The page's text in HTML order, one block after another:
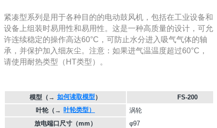
紧凑型系列是用于各种目的的电动鼓风机，包括在工业设备和
设备上组装时易用性和易用性。这是一种高质量的设计，可允
许连续稳定的操作高达60°C，可防止水分进入吸气气体的轴
承，并保护加入细灰尘。注意：如果进气温温度超过60°C，
请使用耐热类型（HT类型）。
模型 （→ 如何读取模型 ）
FS-200
叶轮 （→ 叶轮类型）
涡轮
放电端口尺寸（mm）
φ97